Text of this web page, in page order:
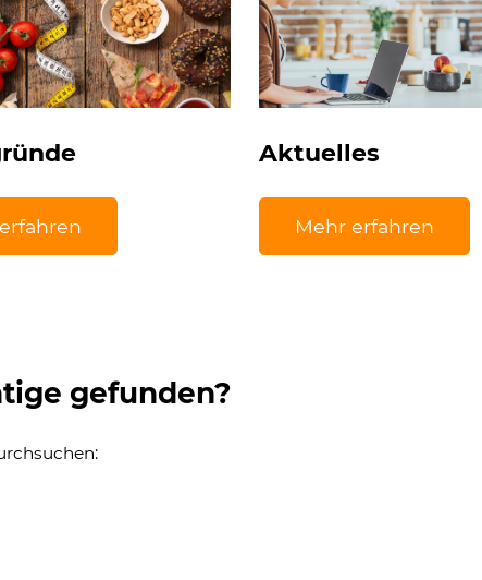
Aktuelles
Mehr erfahren
gefunden?